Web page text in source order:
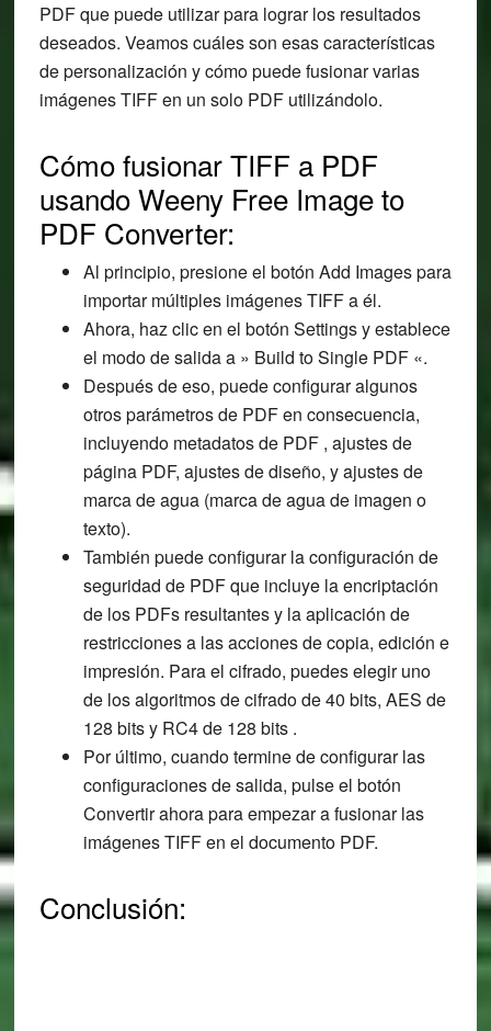
PDF que puede utilizar para lograr los resultados
deseados. Veamos cuáles son esas características
de personalización y cómo puede fusionar varias
imágenes TIFF en un solo PDF utilizándolo.
Cómo fusionar TIFF a PDF
usando Weeny Free Image to
PDF Converter:
Al principio, presione el botón Add Images para
importar múltiples imágenes TIFF a él.
Ahora, haz clic en el botón Settings y establece
el modo de salida a » Build to Single PDF «.
Después de eso, puede configurar algunos
otros parámetros de PDF en consecuencia,
incluyendo metadatos de PDF , ajustes de
página PDF, ajustes de diseño, y ajustes de
marca de agua (marca de agua de imagen o
texto).
También puede configurar la configuración de
seguridad de PDF que incluye la encriptación
de los PDFs resultantes y la aplicación de
restricciones a las acciones de copia, edición e
impresión. Para el cifrado, puedes elegir uno
de los algoritmos de cifrado de 40 bits, AES de
128 bits y RC4 de 128 bits .
Por último, cuando termine de configurar las
configuraciones de salida, pulse el botón
Convertir ahora para empezar a fusionar las
imágenes TIFF en el documento PDF.
Conclusión: